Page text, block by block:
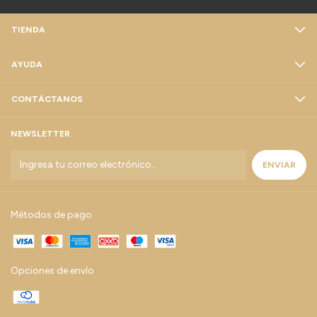
TIENDA
AYUDA
CONTÁCTANOS
NEWSLETTER
Métodos de pago
Opciones de envío